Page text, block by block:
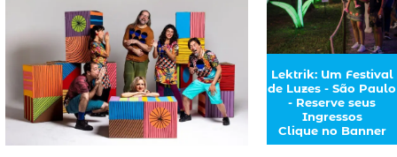
Lektrik: Um Festival
de Luzes - São Paulo
- Reserve seus
Ingressos
Clique no Banner